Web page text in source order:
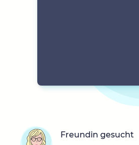
Freundin gesucht